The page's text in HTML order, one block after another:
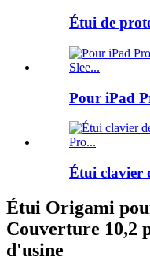
Étui de
Pour iPad
Étui clavier
Étui Origami
Couverture 10,2
d'usine